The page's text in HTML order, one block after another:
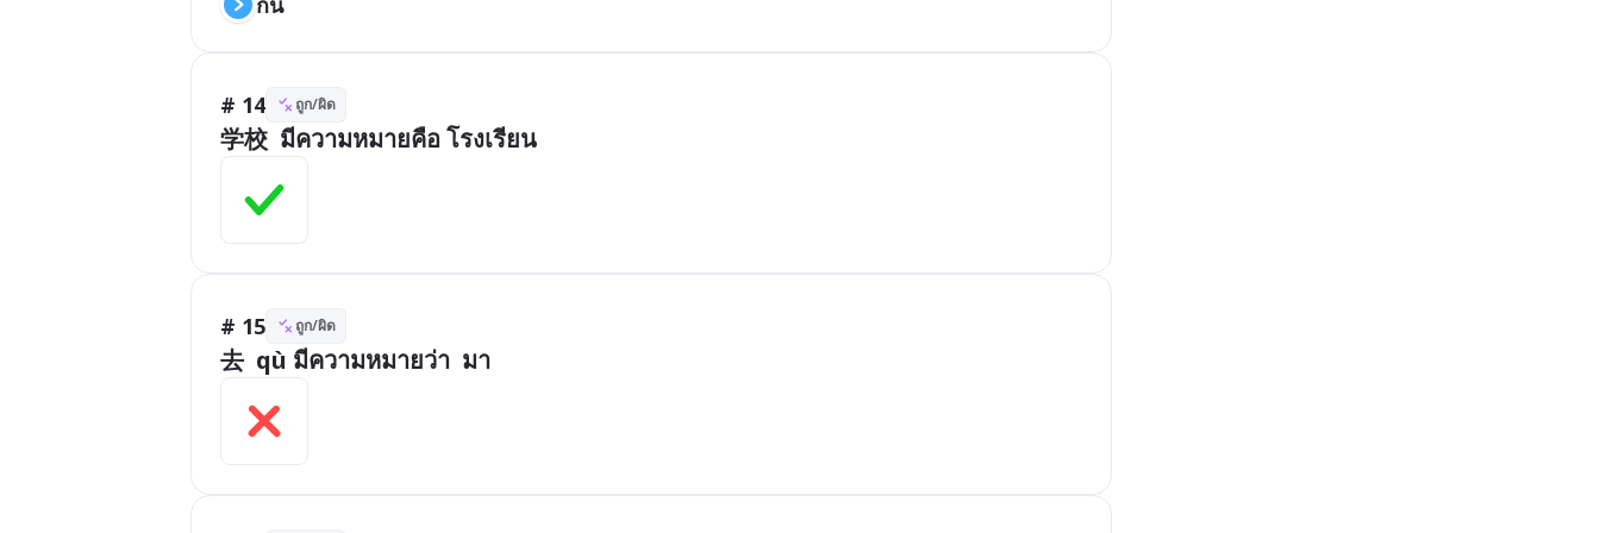
# 14 ถูก/ผิด
学校  มีความหมายคือ โรงเรียน
# 15 ถูก/ผิด
去  qù มีความหมายว่า  มา